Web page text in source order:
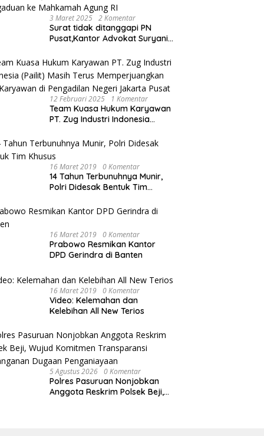
3 Maret 2025 2 Komentar
Surat tidak ditanggapi PN
Pusat,Kantor Advokat Suryani
Pengaduan ke Mahkamah
Agung RI
12 Februari 2025 1 Komentar
Team Kuasa Hukum Karyawan
PT. Zug Industri Indonesia
Memperjuangkan Hak
Karyawan di Pengadilan Negeri
Jakarta Pusat
16 Maret 2019 0 Komentar
14 Tahun Terbunuhnya Munir,
Polri Didesak Bentuk Tim
16 Maret 2019 0 Komentar
Prabowo Resmikan Kantor
DPD Gerindra di Banten
16 Maret 2019 0 Komentar
Video: Kelemahan dan
Kelebihan All New Terios
5 Agustus 2026 0 Komentar
Polres Pasuruan Nonjobkan
Anggota Reskrim Polsek Beji,